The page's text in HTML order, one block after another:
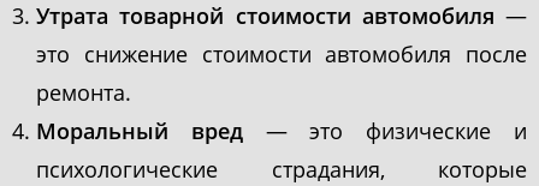
Утрата товарной стоимости автомобиля —
это снижение стоимости автомобиля после
ремонта.
Моральный вред— это физические и
психологические страдания, которые